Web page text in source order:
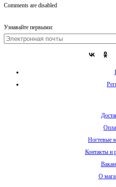
Comments are disabled
Узнавайте первыми:
Ногтевые
Контакты и
О